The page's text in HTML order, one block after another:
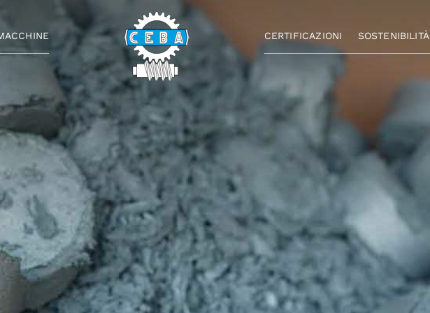
CERTIFICAZIONI SOSTENIBILITÀ